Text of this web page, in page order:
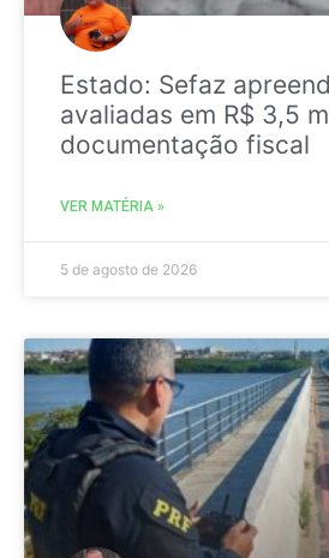
Estado: Sefaz
avaliadas em R$ 3,5
documentação fiscal
VER MATÉRIA »
5 de agosto de 2026